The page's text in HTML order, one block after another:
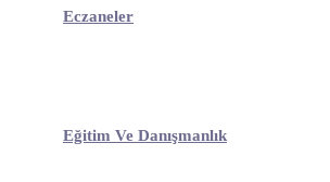
Eczaneler
Eğitim Ve Danışmanlık